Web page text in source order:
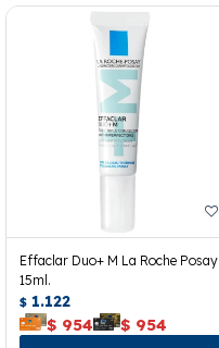
Effaclar Duo+ M La Roche Posay
15ml.
$ 1.122
$ 954 $ 954